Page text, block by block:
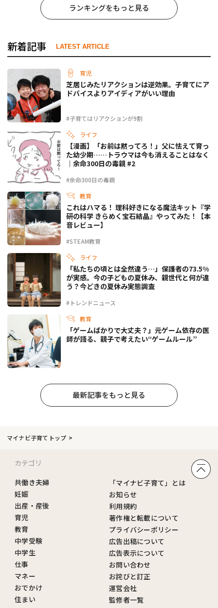
ランキングをもっと見る
新着記事 LATEST ARTICLE
育児
#子育てはリアクションが9割
芝居じみたリアクションは逆効果。子育てにア
ドバイスよりアイディアがいい理由
ライフ
#余命300日の毒親
【漫画】「お前は黙ってろ！」父に怯えて育っ
た幼少期……トラウマは今も消えることはなく
｜余命300日の毒親 #2
教育
#STEAM教育
これはハマる！ 理科好きになる魔法キット『学
研の科学 きらめく宝石結晶』やってみた！【本
音レビュー】
ライフ
#トレンドニュース
「私たちの頃とは全然違う…」保護者の73.5%
が実感。今の子どもの夏休み、親世代と何が違
う？今どきの夏休み実態調査
教育
「ゲームばかりで大丈夫？」元ゲーム依存の医
師が語る、親子で考えたい“ゲームルール”
最新記事をもっと見る
マイナビ子育てトップ
カテゴリ
共働き夫婦
妊娠
出産・産後
育児
教育
中学受験
中学生
仕事
マネー
おでかけ
住まい
「マイナビ子育て」とは
お知らせ
利用規約
著作権と転載について
プライバシーポリシー
広告出稿について
広告表示について
お問い合わせ
お詫びと訂正
運営会社
監修者一覧